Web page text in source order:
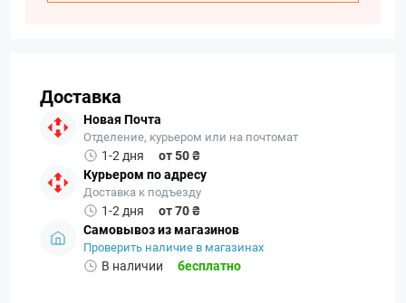
Доставка
Новая Почта
Отделение, курьером или на почтомат
1-2 дня
от 50 ₴
Курьером по адресу
Доставка к подъезду
1-2 дня
от 70 ₴
Самовывоз из магазинов
Проверить наличие в магазинах
В наличии бесплатно